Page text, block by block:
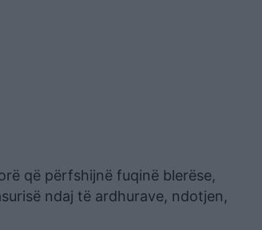
që përfshijnë fuqinë blerëse,
ndaj të ardhurave, ndotjen,